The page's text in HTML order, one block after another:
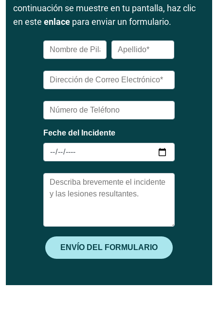
continuación se muestre en tu pantalla, haz clic
en este enlace para enviar un formulario.